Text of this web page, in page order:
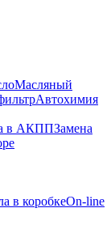
Масляный
Автохимия
в АКППЗамена
в коробкеOn-line